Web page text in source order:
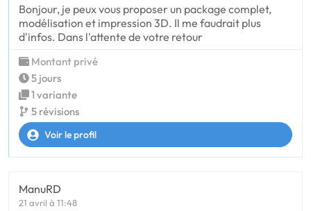
Bonjour, je peux vous proposer un package complet,
modélisation et impression 3D. Il me faudrait plus
d'infos. Dans l'attente de votre retour
Montant privé
5 jours
1 variante
5 révisions
Voir le profil
ManuRD
21 avril à 11:48